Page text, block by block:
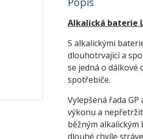
Alkalická baterie
S alkalickými
dlouhotrvající a
se jedná o dálkové
spotřebiče.
Vylepšená řada
výkonu a
běžným
dlouhé chvíle